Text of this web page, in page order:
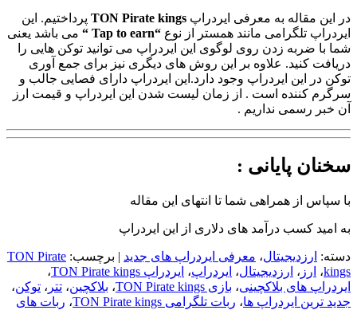
در این مقاله به معرفی ایردراپ TON Pirate kings پرداختیم. این
ایردراپ تلگرامی مانند همستر از نوع “Tap to earn “
می باشد یعنی
شما با ضربه زدن روی لوگوی این ایردراپ می توانید توکن هایی را
دریافت کنید. علاوه بر این روش های دیگری نیز برای جمع آوری
توکن در این ایردراپ وجود دارد.این ایردراپ دارای فصایی جالب و
سرگرم کننده است . از زمان لیست شدن این ایردراپ و قیمت ارز
آن خبر رسمی نداریم .
سخنان پایانی :
با سپاس از همراهی شما تا انتهای این مقاله
به امید کسب درآمد های دلاری از این ایردراپ
دسته: ارزدیجیتال، معرفی ایردراپ های جدید | برچسب: TON Pirate
kings، ارز ، ارزدیجیتال، ایردراپ، ایردراپ TON Pirate kings
،
ایردراپ های بلاکچینی، بازی TON Pirate kings ، بلاکچین، تتر ، توکن،
جدید ترین ایردراپ ها، ربات تلگرامی TON Pirate kings ، ربات های